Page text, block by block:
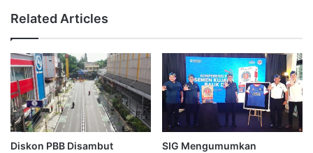
Related Articles
Diskon PBB Disambut
SIG Mengumumkan